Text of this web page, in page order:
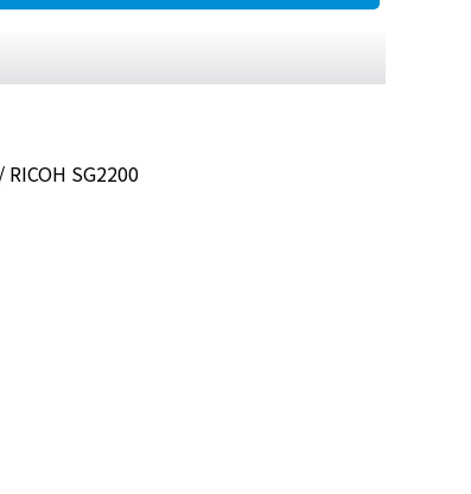
SG2200